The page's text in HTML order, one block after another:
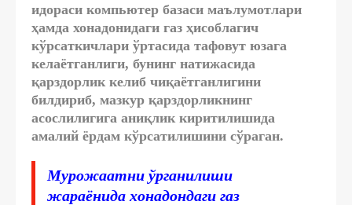
идораси компьютер базаси маълумотлари
ҳамда хонадонидаги газ ҳисоблагич
кўрсаткичлари ўртасида тафовут юзага
келаётганлиги, бунинг натижасида
қарздорлик келиб чиқаётганлигини
билдириб, мазкур қарздорликнинг
асослилигига аниқлик киритилишида
амалий ёрдам кўрсатилишини сўраган.
Мурожаатни ўрганилиши
жараёнида хонадондаги газ